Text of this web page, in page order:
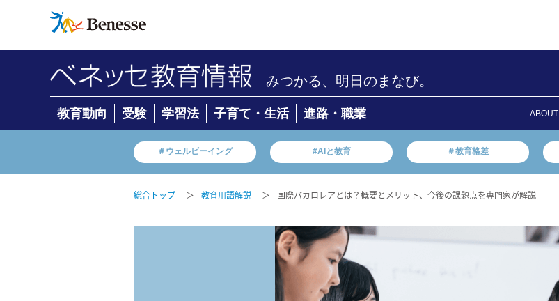
みつかる、明日のまなび。
教育動向 受験 学習法 子育て・生活 進路・職業 ABOUT
＃ウェルビーイング #AIと教育 ＃教育格差
総合トップ ＞ 教育用語解説 ＞ 国際バカロレアとは？概要とメリット、今後の課題点を専門家が解説